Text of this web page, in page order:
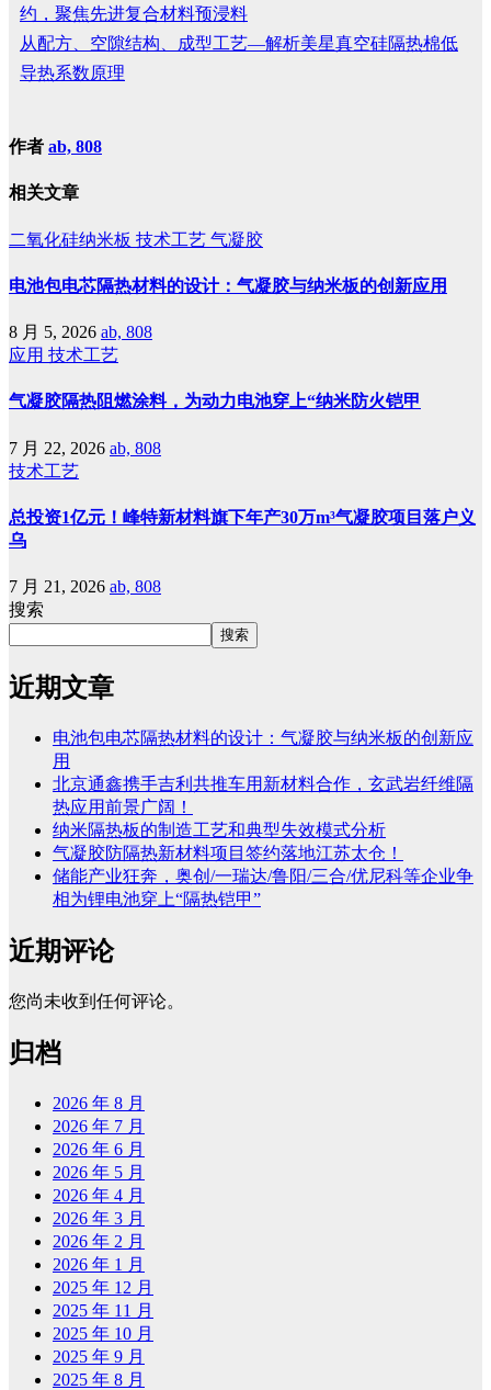
约，聚焦先进复合材料预浸料
从配方、空隙结构、成型工艺—解析美星真空硅隔热棉低
导热系数原理
作者 ab, 808
相关文章
二氧化硅纳米板 技术工艺 气凝胶
电池包电芯隔热材料的设计：气凝胶与纳米板的创新应用
8 月 5, 2026 ab, 808
应用 技术工艺
气凝胶隔热阻燃涂料，为动力电池穿上“纳米防火铠甲
7 月 22, 2026 ab, 808
技术工艺
总投资1亿元！峰特新材料旗下年产30万m³气凝胶项目落户义
乌
7 月 21, 2026 ab, 808
搜索
搜索
近期文章
电池包电芯隔热材料的设计：气凝胶与纳米板的创新应
用
北京通鑫携手吉利共推车用新材料合作，玄武岩纤维隔
热应用前景广阔！
纳米隔热板的制造工艺和典型失效模式分析
气凝胶防隔热新材料项目签约落地江苏太仓！
储能产业狂奔，奥创/一瑞达/鲁阳/三合/优尼科等企业争
相为锂电池穿上“隔热铠甲”
近期评论
您尚未收到任何评论。
归档
2026 年 8 月
2026 年 7 月
2026 年 6 月
2026 年 5 月
2026 年 4 月
2026 年 3 月
2026 年 2 月
2026 年 1 月
2025 年 12 月
2025 年 11 月
2025 年 10 月
2025 年 9 月
2025 年 8 月